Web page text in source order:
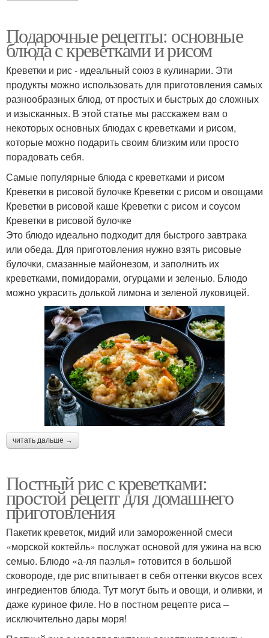
Подарочные рецепты: основные
блюда с креветками и рисом
Креветки и рис - идеальный союз в кулинарии. Эти
продукты можно использовать для приготовления самых
разнообразных блюд, от простых и быстрых до сложных
и изысканных. В этой статье мы расскажем вам о
некоторых основных блюдах с креветками и рисом,
которые можно подарить своим близким или просто
порадовать себя.
Самые популярные блюда с креветками и рисом
Креветки в рисовой булочке Креветки с рисом и овощами
Креветки в рисовой каше Креветки с рисом и соусом
Креветки в рисовой булочке
Это блюдо идеально подходит для быстрого завтрака
или обеда. Для приготовления нужно взять рисовые
булочки, смазанные майонезом, и заполнить их
креветками, помидорами, огурцами и зеленью. Блюдо
можно украсить долькой лимона и зеленой луковицей.
читать дальше →
Постный рис с креветками:
простой рецепт для домашнего
приготовления
Пакетик креветок, мидий или замороженной смеси
«морской коктейль» послужат основой для ужина на всю
семью. Блюдо «а-ля паэлья» готовится в большой
сковороде, где рис впитывает в себя оттенки вкусов всех
ингредиентов блюда. Тут могут быть и овощи, и оливки, и
даже куриное филе. Но в постном рецепте риса –
исключительно дары моря!